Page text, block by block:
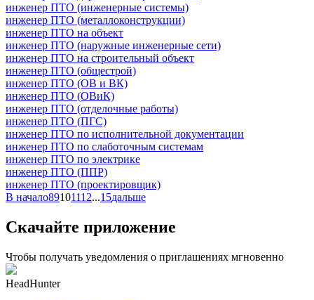
инженер ПТО (инженерные системы)
инженер ПТО (металлоконструкции)
инженер ПТО на объект
инженер ПТО (наружные инженерные сети)
инженер ПТО на строительный объект
инженер ПТО (общестрой)
инженер ПТО (ОВ и ВК)
инженер ПТО (ОВиК)
инженер ПТО (отделочные работы)
инженер ПТО (ПГС)
инженер ПТО по исполнительной документации
инженер ПТО по слаботочным системам
инженер ПТО по электрике
инженер ПТО (ППР)
инженер ПТО (проектировщик)
В начало89101112...15дальше
Скачайте приложение
Чтобы получать уведомления о приглашениях мгновенно
HeadHunter